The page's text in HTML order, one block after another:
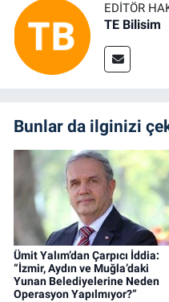
EDITÖR
TE Bilisim
Bunlar da ilginizi
Ümit Yalım’dan Çarpıcı İddia:
“İzmir, Aydın ve Muğla’daki
Yunan Belediyelerine Neden
Operasyon Yapılmıyor?”